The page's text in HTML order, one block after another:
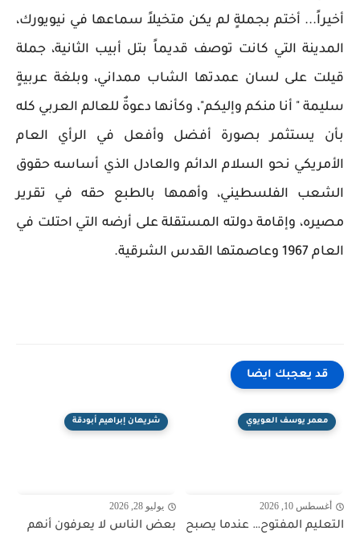
أخيراً... أختم بجملةٍ لم يكن متخيلاً سماعها في نيويورك،
المدينة التي كانت توصف قديماً بتل أبيب الثانية، جملة
قيلت على لسان عمدتها الشاب ممداني، وبلغة عربيةٍ
سليمة " أنا منكم وإليكم"، وكأنها دعوةٌ للعالم العربي كله
بأن يستثمر بصورة أفضل وأفعل في الرأي العام
الأمريكي نحو السلام الدائم والعادل الذي أساسه حقوق
الشعب الفلسطيني، وأهمها بالطبع حقه في تقرير
مصيره، وإقامة دولته المستقلة على أرضه التي احتلت في
العام 1967 وعاصمتها القدس الشرقية.
قد يعجبك ايضا
معمر يوسف العويوي
أغسطس 10, 2026
التعليم المفتوح… عندما يصبح
شريهان إبراهيم أبودقة
يوليو 28, 2026
بعض الناس لا يعرفون أنهم